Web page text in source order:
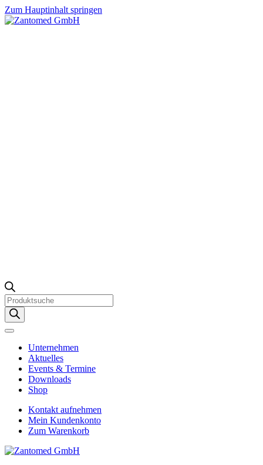
Zum Hauptinhalt springen
Products
search
Unternehmen
Aktuelles
Events & Termine
Downloads
Shop
Kontakt aufnehmen
Mein Kundenkonto
Zum Warenkorb